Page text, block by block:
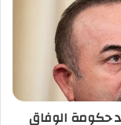
حكومة الوفاق